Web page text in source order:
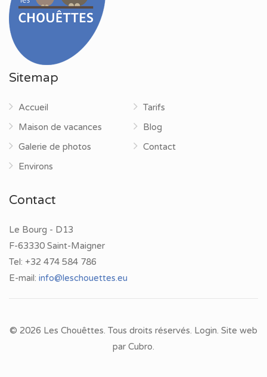
Sitemap
Accueil
Maison de vacances
Galerie de photos
Environs
Tarifs
Blog
Contact
Contact
Le Bourg - D13
F-63330 Saint-Maigner
Tel: +32 474 584 786
E-mail: info@leschouettes.eu
© 2026 Les Chouêttes. Tous droits réservés. Login. Site web
par Cubro.